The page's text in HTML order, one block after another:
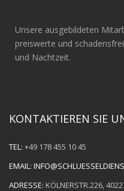
Unsere ausgebildeten
preiswerte und
und Nachtzeit.
KONTAKTIEREN SIE
TEL: +49 178 455 10 45
EMAIL:
ADRESSE: KÖLNERSTR.226,